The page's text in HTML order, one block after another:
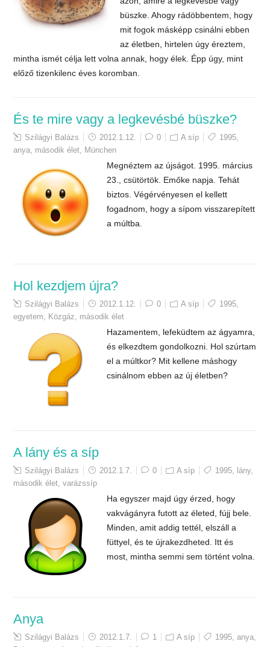
büszke. Ahogy rádöbbentem, hogy
mit fogok másképp csinálni ebben
az életben, hirtelen úgy éreztem,
mintha ismét célja lett volna annak, hogy élek. Épp úgy, mint
előző tizenkilenc éves koromban.
És te mire vagy a legkevésbé büszke?
Szilágyi Balázs 2012.1.12. 0 A síp 1995,
anya, második élet, München
Megnéztem az újságot. 1995. március
23., csütörtök. Emőke napja. Tehát
biztos. Végérvényesen el kellett
fogadnom, hogy a sípom visszarepített
a múltba.
Hol kezdjem újra?
Szilágyi Balázs 2012.1.12. 0 A síp 1995,
egyetem, Közgáz, második élet
Hazamentem, lefeküdtem az ágyamra,
és elkezdtem gondolkozni. Hol szúrtam
el a múltkor? Mit kellene máshogy
csinálnom ebben az új életben?
A lány és a síp
Szilágyi Balázs 2012.1.7. 0 A síp 1995, lány,
második élet,varázssíp
Ha egyszer majd úgy érzed, hogy
vakvágányra futott az életed, fújj bele.
Minden, amit addig tettél, elszáll a
füttyel, és te újrakezdheted. Itt és
most, mintha semmi sem történt volna.
Anya
Szilágyi Balázs 2012.1.7. 1 A síp 1995,anya,